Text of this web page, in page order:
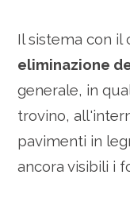
Il sistema con il
eliminazione
generale, in
trovino,
pavimenti in
ancora visibili i